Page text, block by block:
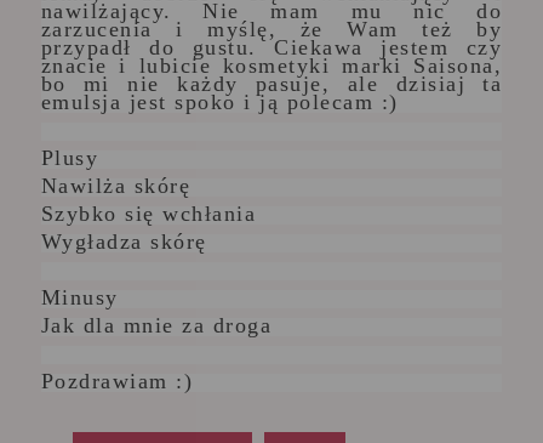
nawilżający. Nie mam mu nic do
zarzucenia i myślę, że Wam też by
przypadł do gustu. Ciekawa jestem czy
znacie i lubicie kosmetyki marki Saisona,
bo mi nie każdy pasuje, ale dzisiaj ta
emulsja jest spoko i ją polecam :)
Plusy
Nawilża skórę
Szybko się wchłania
Wygładza skórę
Minusy
Jak dla mnie za droga
Pozdrawiam :)